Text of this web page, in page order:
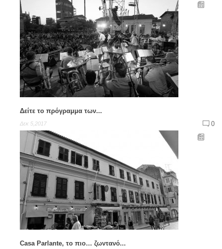
Δείτε το πρόγραμμα των...
Δεκ 5,2017 0
Casa Parlante, το πιο… ζωντανό...